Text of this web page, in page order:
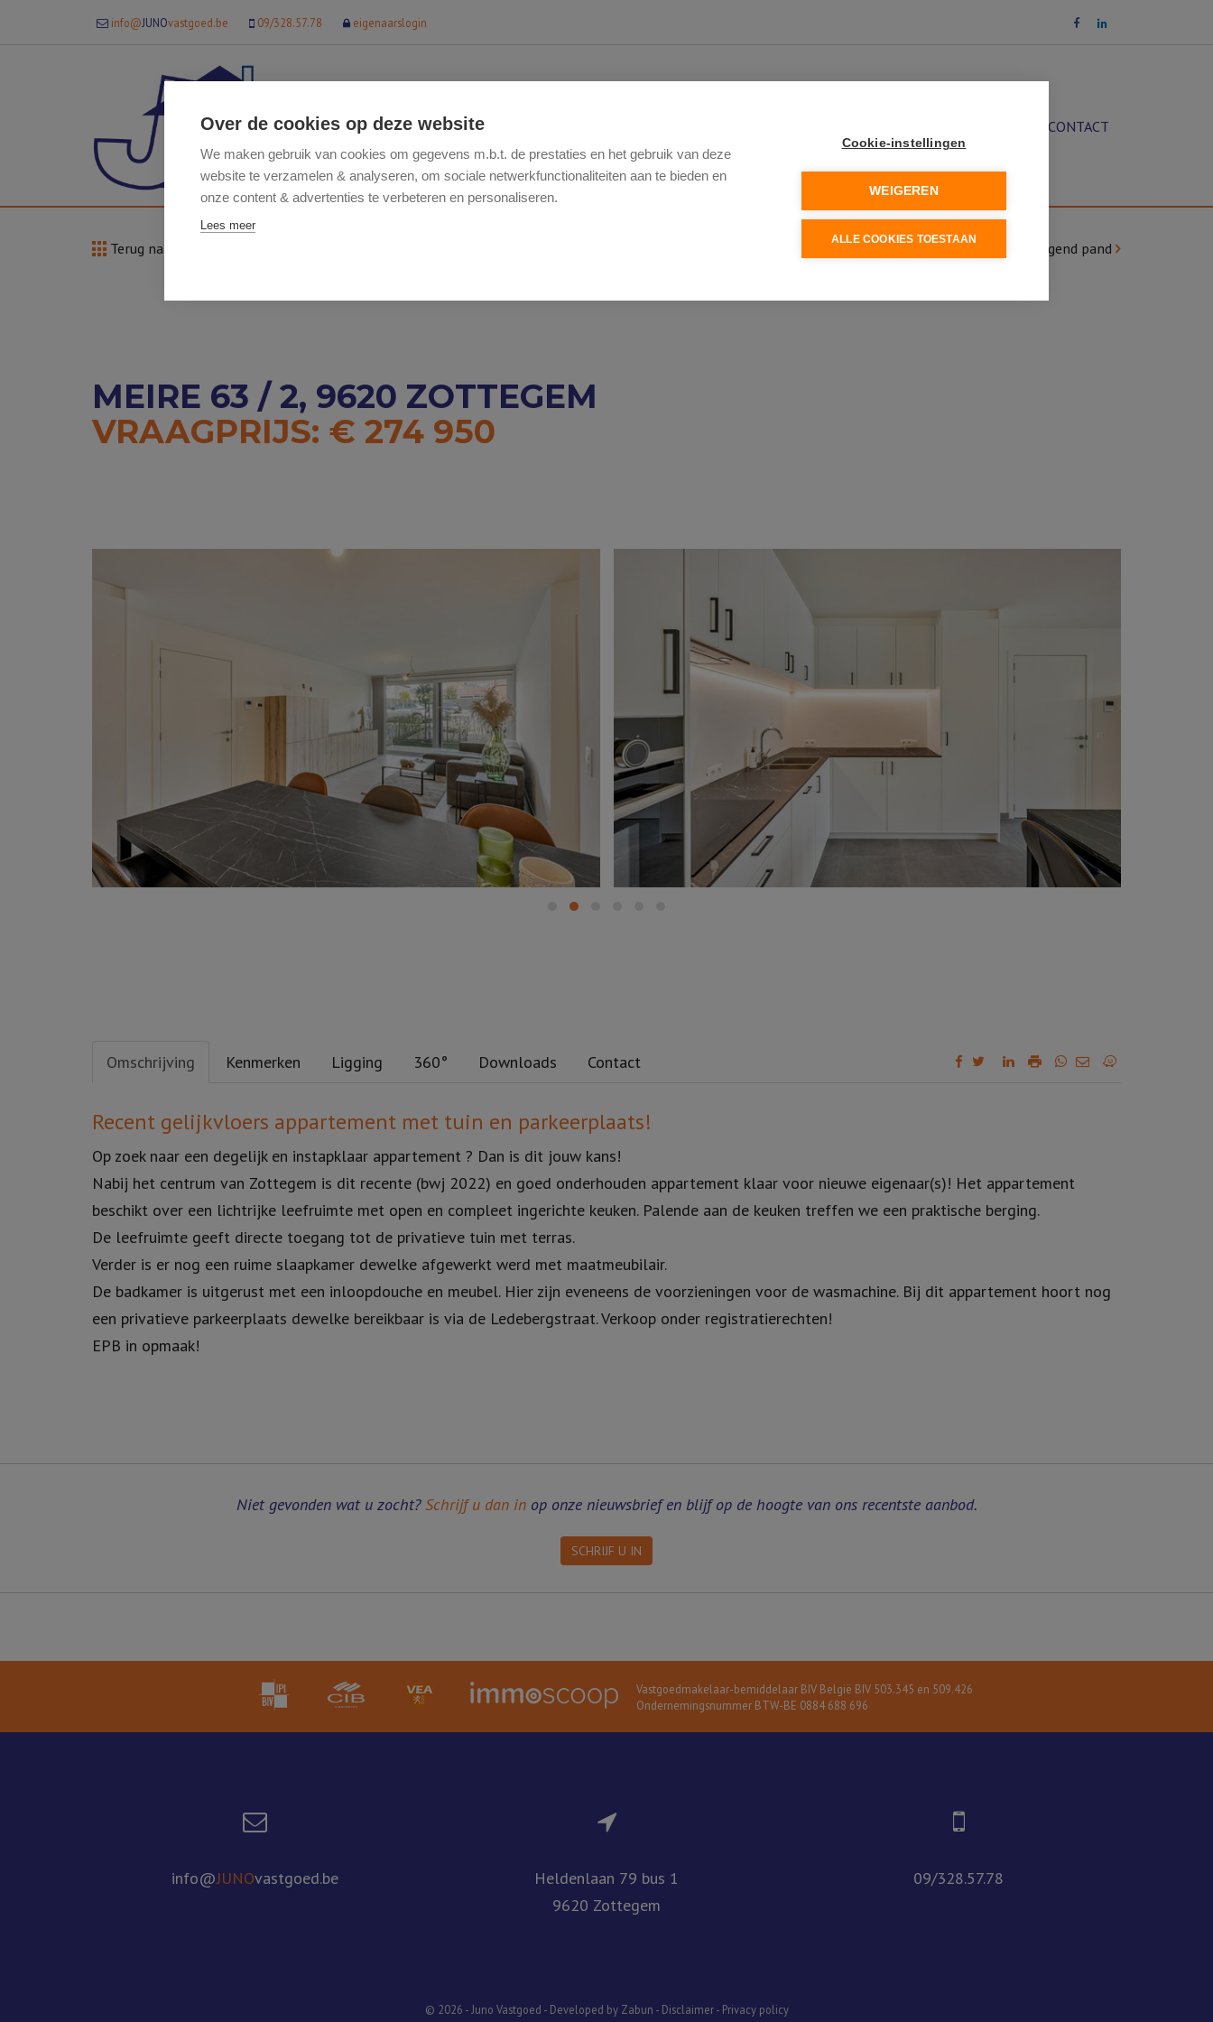
info@JUNOvastgoed.be 09/328.57.78 eigenaarslogin
CONTACT
Terug naar overzicht Vorig pand Volgend pand
MEIRE 63 / 2, 9620 ZOTTEGEM
VRAAGPRIJS: € 274 950
Omschrijving Kenmerken Ligging 360° Downloads Contact
Omschrijving
Recent gelijkvloers appartement met tuin en parkeerplaats!
Op zoek naar een degelijk en instapklaar appartement ? Dan is dit jouw kans!
Nabij het centrum van Zottegem is dit recente (bwj 2022) en goed onderhouden appartement klaar voor nieuwe eigenaar(s)! Het appartement
beschikt over een lichtrijke leefruimte met open en compleet ingerichte keuken. Palende aan de keuken treffen we een praktische berging.
De leefruimte geeft directe toegang tot de privatieve tuin met terras.
Verder is er nog een ruime slaapkamer dewelke afgewerkt werd met maatmeubilair.
De badkamer is uitgerust met een inloopdouche en meubel. Hier zijn eveneens de voorzieningen voor de wasmachine. Bij dit appartement hoort nog
een privatieve parkeerplaats dewelke bereikbaar is via de Ledebergstraat. Verkoop onder registratierechten!
EPB in opmaak!
Niet gevonden wat u zocht?Schrijf u dan inop onze nieuwsbrief en blijf op de hoogte van ons recentste aanbod.
SCHRIJF U IN
Vastgoedmakelaar-bemiddelaar BIV België BIV 503.345 en 509.426
Ondernemingsnummer BTW-BE 0884 688 696
info@JUNOvastgoed.be
Heldenlaan 79 bus 1
9620 Zottegem
09/328.57.78
© 2026 - Juno Vastgoed - Developed by Zabun - Disclaimer- Privacy policy
Over de cookies op deze website
We maken gebruik van cookies om gegevens m.b.t. de prestaties en het gebruik van deze
website te verzamelen & analyseren, om sociale netwerkfunctionaliteiten aan te bieden en
onze content & advertenties te verbeteren en personaliseren.
Lees meer
Cookie-instellingen
WEIGEREN
ALLE COOKIES TOESTAAN